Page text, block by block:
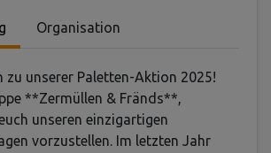
Organisation
zu unserer Paletten-Aktion 2025!
**Zermüllen & Fränds**,
unseren einzigartigen
vorzustellen. Im letzten Jahr